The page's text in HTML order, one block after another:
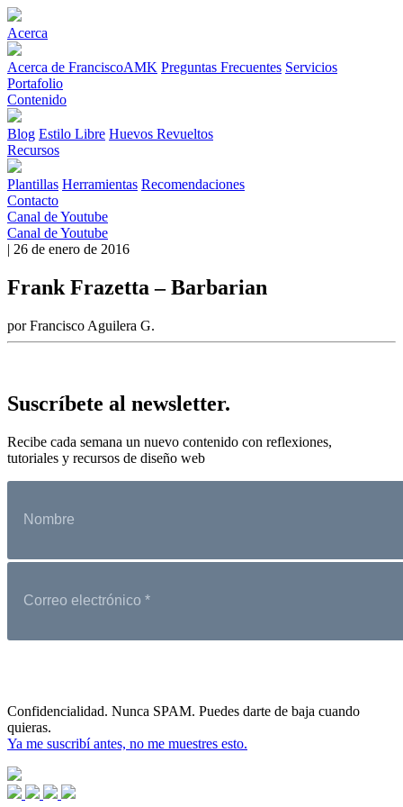
Acerca
Acerca de FranciscoAMK Preguntas Frecuentes Servicios
Portafolio
Contenido
Blog Estilo Libre Huevos Revueltos
Recursos
Plantillas Herramientas Recomendaciones
Contacto
Canal de Youtube
Canal de Youtube
| 26 de enero de 2016
Frank Frazetta – Barbarian
por Francisco Aguilera G.
Suscríbete al newsletter.
Recibe cada semana un nuevo contenido con reflexiones,
tutoriales y recursos de diseño web
Confidencialidad. Nunca SPAM. Puedes darte de baja cuando
quieras.
Ya me suscribí antes, no me muestres esto.